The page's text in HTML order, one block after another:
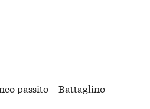
passito – Battaglino